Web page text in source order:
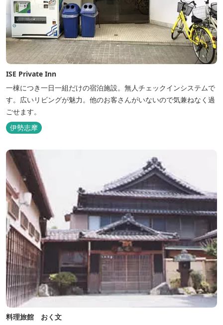
ISE Private Inn
一棟につき一日一組だけの宿泊施設。無人チェックインシステムで
す。広いリビングが魅力。他のお客さんがいないので気兼ねなく過
ごせます。
伊勢志摩
料理旅館 おく文